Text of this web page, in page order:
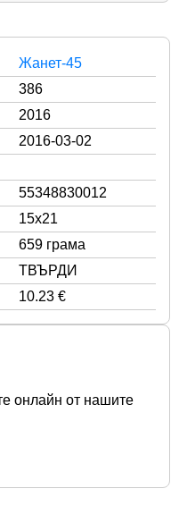
Жанет-45
386
2016
2016-03-02
55348830012
15x21
659 грама
ТВЪРДИ
10.23 €
онлайн от нашите